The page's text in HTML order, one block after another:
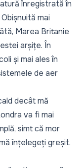
înregistrată în
mai
Marea Britanie
arșițe. În
și mai ales în
de aer
decât mă
va fi mai
simt că mor
înțelegeți greșit.